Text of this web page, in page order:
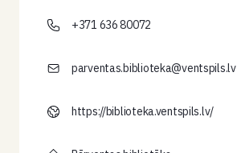
+371 636 80072
parventas.biblioteka@ventspils.lv
https://biblioteka.ventspils.lv/